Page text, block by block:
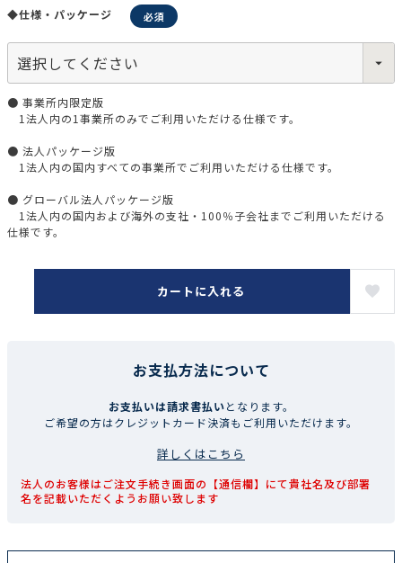
◆仕様・パッケージ
● 事業所内限定版
1法人内の1事業所のみでご利用いただける仕様です。
● 法人パッケージ版
1法人内の国内すべての事業所でご利用いただける仕様です。
● グローバル法人パッケージ版
1法人内の国内および海外の支社・100％子会社までご利用いただける
仕様です。
カートに入れる
お支払方法について
お支払いは請求書払いとなります。
ご希望の方はクレジットカード決済もご利用いただけます。
詳しくはこちら
法人のお客様はご注文手続き画面の【通信欄】にて貴社名及び部署
名を記載いただくようお願い致します